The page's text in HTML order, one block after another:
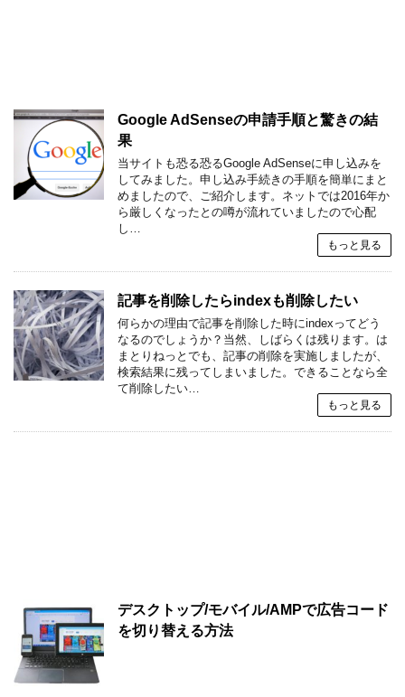
Google AdSenseの申請手順と驚きの結
果
当サイトも恐る恐るGoogle AdSenseに申し込みを
してみました。申し込み手続きの手順を簡単にまと
めましたので、ご紹介します。ネットでは2016年か
ら厳しくなったとの噂が流れていましたので心配
し…
もっと見る
記事を削除したらindexも削除したい
何らかの理由で記事を削除した時にindexってどう
なるのでしょうか？当然、しばらくは残ります。は
まとりねっとでも、記事の削除を実施しましたが、
検索結果に残ってしまいました。できることなら全
て削除したい…
もっと見る
デスクトップ/モバイル/AMPで広告コード
を切り替える方法